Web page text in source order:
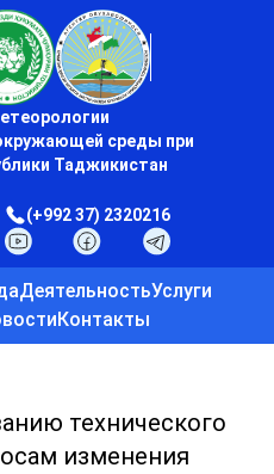
среды при
Таджикистан
(+992 37) 2320216
ДеятельностьУслуги
Контакты
технического
изменения